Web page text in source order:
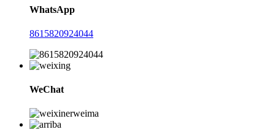
WhatsApp
8615820924044
WeChat